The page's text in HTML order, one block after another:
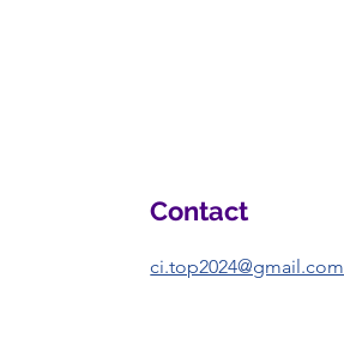
Contact
ci.top2024@gmail.com